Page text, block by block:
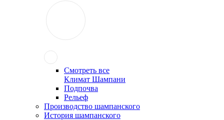
Смотреть все
Климат Шампани
Подпочва
Рельеф
Производство шампанского
История шампанского